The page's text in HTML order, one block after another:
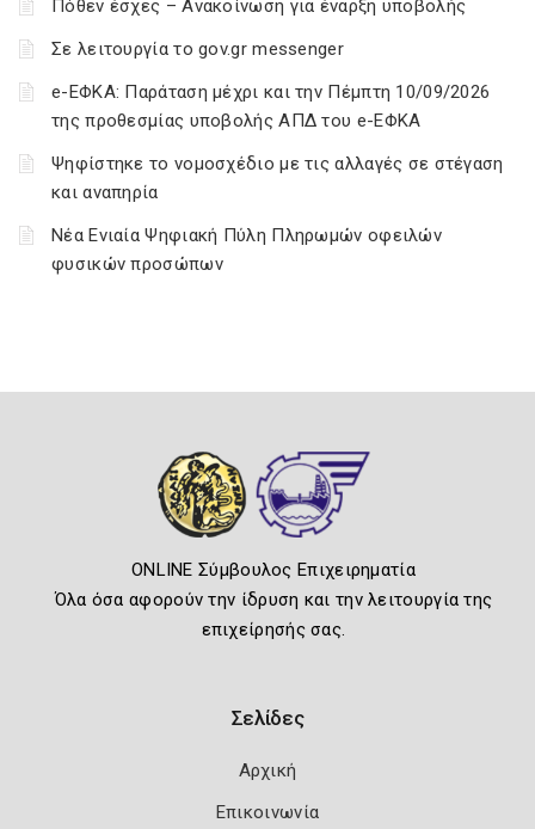
Πόθεν έσχες – Ανακοίνωση για έναρξη υποβολής
Σε λειτουργία το gov.gr messenger
e-ΕΦΚΑ: Παράταση μέχρι και την Πέμπτη 10/09/2026
της προθεσμίας υποβολής ΑΠΔ του e-ΕΦΚΑ
Ψηφίστηκε το νομοσχέδιο με τις αλλαγές σε στέγαση
και αναπηρία
Νέα Ενιαία Ψηφιακή Πύλη Πληρωμών οφειλών
φυσικών προσώπων
ONLINE Σύμβουλος Επιχειρηματία
Όλα όσα αφορούν την ίδρυση και την λειτουργία της
επιχείρησής σας.
Σελίδες
Αρχική
Επικοινωνία